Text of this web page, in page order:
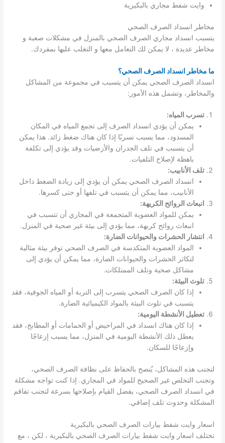
وايت شفط مجاري بالبكيرية
مخاطر انسداد الصرف الصحي
يتسبب انسداد مجاري الصرف الصحي بالمنزل في مشكلات صعبة و
مخاطر عديدة ، لا يمكن لك التعامل معها و التغلب عليها بمفردك.
ما مخاطر انسداد الصرف الصحي؟
انسداد الصرف الصحي يمكن أن يتسبب في مجموعة من المشاكل
والمخاطر، وتشمل هذه الأمور:
تسرب المياه:
يمكن أن يؤدي انسداد الصرف إلى تجمع المياه في المكان
المسدود، مما يسبب تسربًا إذا كان هناك ضغط زائد. هذا يمكن
أن يتسبب في تلف الجدران والأرضيات وقد يؤدي إلى تكلفة
باهظة لإصلاح التلفيات.
تلف الأنابيب:
انسداد الصرف الصحي يمكن أن يؤدي إلى زيادة الضغط داخل
الأنابيب، مما يمكن أن يتسبب في تلفها أو حتى كسرها.
انبعاث الروائح الكريهة:
يمكن للمواد العضوية المتجمعة في المجاري أن تتسبب في
انبعاث روائح كريهة، مما يؤدي إلى بيئة غير صحية في المنزل.
انتشار الحشرات والحيوانات الضارة:
المواد العضوية المتكدسة في الصرف الصحي توفر بيئة مثالية
لتكاثر الحشرات والحيوانات الضارة، مما يمكن أن يؤدي إلى
مشاكل صحية وتلف الممتلكات.
تلوث البيئة:
إذا كان الصرف الصحي يتسرب إلى التربة أو المياه الجوفية، فقد
يتسبب في تلوث البيئة بالمواد الكيميائية الضارة.
تعطيل الأنشطة اليومية:
إذا كان هناك انسداد في المراحيض أو الحمامات أو المطابخ، فقد
يعطل ذلك الأنشطة اليومية في المنزل، مما يسبب إزعاجًا
وإزعاجًا للسكان.
لتجنب هذه المشاكل، يُنصح بالحفاظ على نظافة الصرف الصحي،
وتجنب التخلص غير الصحيح للمواد في المجاري. إذا كنت تواجه مشكلة
في انسداد الصرف الصحي، يفضل القيام بإصلاحها بسرعة لتجنب تفاقم
المشكلة وحدوث تلف إضافي.
اسعار وايت شفط بيارات الصرف الصحي بالبكيرية
تختلف اسعار وايت شفط بيارات الصرف الصحي بالبكيرية ، لكن ، مع